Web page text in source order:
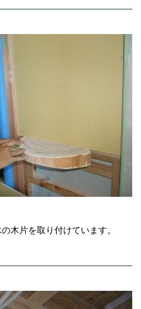
木片を取り付けています。